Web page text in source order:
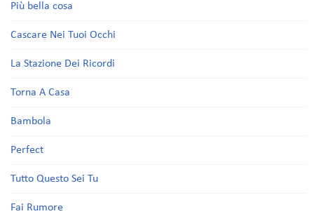
Più bella cosa
Cascare Nei Tuoi Occhi
La Stazione Dei Ricordi
Torna A Casa
Bambola
Perfect
Tutto Questo Sei Tu
Fai Rumore